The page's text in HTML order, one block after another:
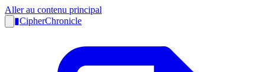
Aller au contenu principal
▮CipherChronicle